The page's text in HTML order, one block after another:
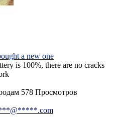
a new one
is 100%, there are no cracks
578 Просмотров